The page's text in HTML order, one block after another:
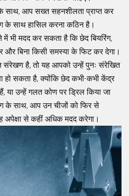
के साथ, आप सख्त सहनशीलता प्राप्त कर
के साथ हासिल करना कठिन है।
भी मदद कर सकता है कि छेद बियरिंग,
बिना किसी समस्या के फिट कर देगा।
संरेखण है, तो यह आपको उन्हें पुनः संरेखित
सकता है, क्योंकि छेद कभी-कभी केंद्र
उन्हें गलत कोण पर ड्रिल किया जा
के साथ, आप उन चीजों को फिर से
से कहीं अधिक मदद करेगा।